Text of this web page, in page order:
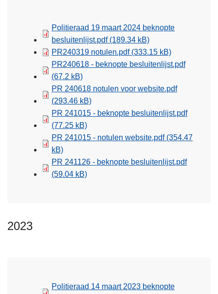
Politieraad 19 maart 2024 beknopte
besluitenlijst.pdf (189.34 kB)
PR240319 notulen.pdf (333.15 kB)
PR240618 - beknopte besluitenlijst.pdf
(67.2 kB)
PR 240618 notulen voor website.pdf
(293.46 kB)
PR 241015 - beknopte besluitenlijst.pdf
(77.25 kB)
PR 241015 - notulen website.pdf (354.47
kB)
PR 241126 - beknopte besluitenlijst.pdf
(59.04 kB)
2023
Politieraad 14 maart 2023 beknopte